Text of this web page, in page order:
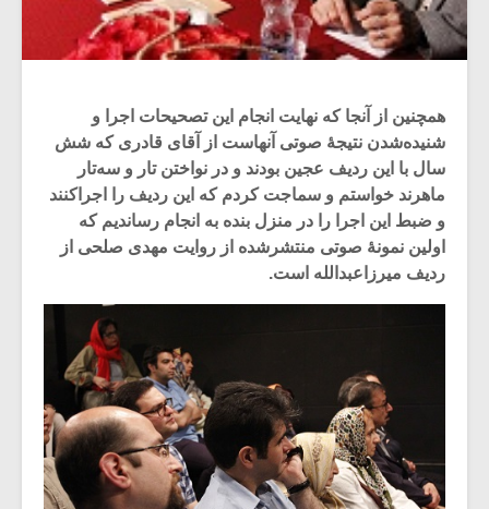
همچنین از آنجا که نهایت انجام این تصحیحات اجرا و
شنیده‌شدن نتیجۀ صوتی آنهاست از آقای قادری که شش
سال با این ردیف عجین بودند و در نواختن تار و سه‌تار
ماهرند خواستم و سماجت کردم که این ردیف را اجراکنند
و ضبط این اجرا را در منزل بنده به انجام رساندیم که
اولین نمونۀ صوتی منتشرشده از روایت مهدی صلحی از
ردیف میرزاعبدالله است.